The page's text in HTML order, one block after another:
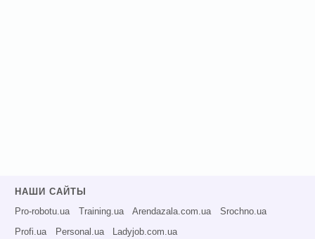
НАШИ САЙТЫ
Pro-robotu.ua Training.ua Arendazala.com.ua Srochno.ua
Profi.ua Personal.ua Ladyjob.com.ua